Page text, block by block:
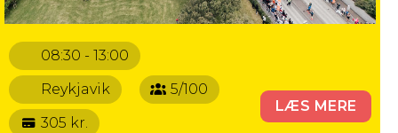
08:30 - 13:00
Reykjavik
5/100
305 kr.
LÆS MERE